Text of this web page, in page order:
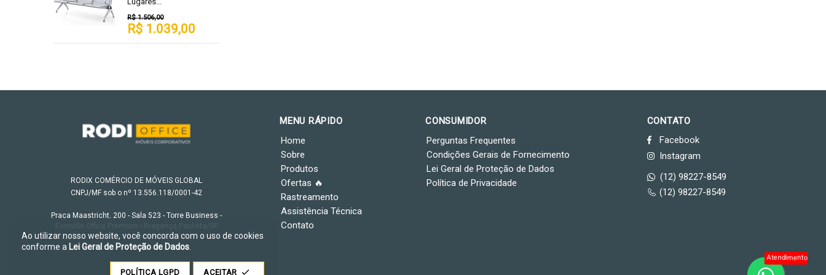
R$ 1.506,00
R$ 1.039,00
RODIX COMÉRCIO DE MÓVEIS GLOBAL
CNPJ/MF sob o nº 13.556.118/0001-42
Praça Maastricht, 200 - Sala 523 - Torre Business -
MENU RÁPIDO
Home
Sobre
Produtos
Ofertas 🔥
Rastreamento
Assistência Técnica
Contato
CONSUMIDOR
Perguntas Frequentes
Condições Gerais de Fornecimento
Lei Geral de Proteção de Dados
Política de Privacidade
CONTATO
Facebook
Instagram
(12) 98227-8549
(12) 98227-8549
Ao utilizar nosso website, você concorda com o uso de cookies
conforme a Lei Geral de Proteção de Dados
POLÍTICA LGPD ACEITAR
Atendimento